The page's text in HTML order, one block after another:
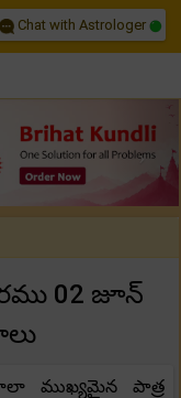
Chat with Astrologer
02 జూన్
చాలా ముఖ్యమైన పాత్ర